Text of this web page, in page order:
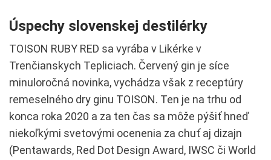
Úspechy slovenskej destilérky
TOISON RUBY RED sa vyrába v Likérke v
Trenčianskych Tepliciach. Červený gin je síce
minuloročná novinka, vychádza však z receptúry
remeselného dry ginu TOISON. Ten je na trhu od
konca roka 2020 a za ten čas sa môže pýšiť hneď
niekoľkými svetovými ocenenia za chuť aj dizajn
(Pentawards, Red Dot Design Award, IWSC či World